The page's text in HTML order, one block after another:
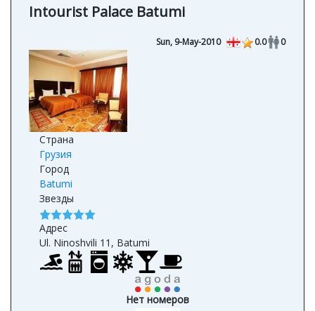
Intourist Palace Batumi
Sun, 9-May-2010 0.0 0
Страна
Грузия
Город
Batumi
Звезды
Адрес
Ul. Ninoshvili 11, Batumi
Нет номеров